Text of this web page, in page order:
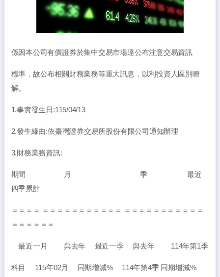
係因本公司有價證券於集中交易市場達公布注意交易資訊
標準，故公布相關財務業務等重大訊息，以利投資人區別瞭
解。
1.事實發生日:115/04/13
2.發生緣由:依臺灣證券交易所股份有限公司通知辦理
3.財務業務資訊:
期間 月 季 最近
四季累計
＝＝＝＝ ＝＝＝＝＝＝＝＝＝＝＝ ＝＝＝＝＝＝＝＝＝＝＝
＝＝＝＝＝＝
最近一月 與去年 最近一季 與去年 114年第1季
科目 115年02月 同期增減% 114年第4季 同期增減%